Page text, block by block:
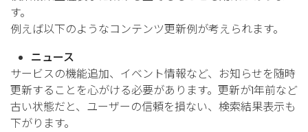
す。
例えば以下のようなコンテンツ更新例が考えられます。
ニュース
サービスの機能追加、イベント情報など、お知らせを随時
更新することを心がける必要があります。更新が1年前など
古い状態だと、ユーザーの信頼を損ない、検索結果表示も
下がります。